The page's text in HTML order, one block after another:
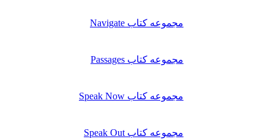
مجموعه کتاب Navigate
مجموعه کتاب Passages
مجموعه کتاب Speak Now
مجموعه کتاب Speak Out